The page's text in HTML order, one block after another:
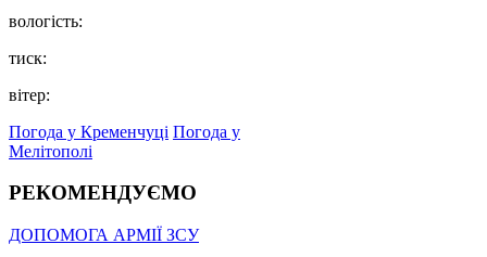
вологість:
тиск:
вітер:
Погода у Кременчуці Погода у
Мелітополі
РЕКОМЕНДУЄМО
ДОПОМОГА АРМІЇ ЗСУ